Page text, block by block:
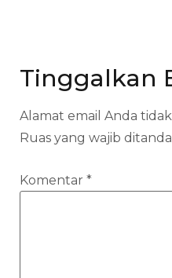
Tinggalkan
Alamat email Anda
Ruas yang wajib
Komentar *